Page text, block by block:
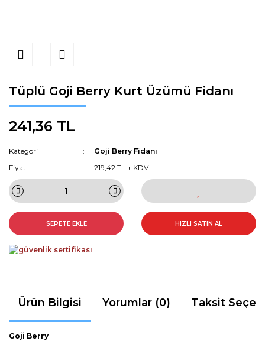
Tüplü Goji Berry Kurt Üzümü Fidanı
241,36 TL
Kategori
Goji Berry Fidanı
Fiyat
219,42 TL + KDV
SEPETE EKLE HIZLI SATIN AL
Ürün Bilgisi Yorumlar (0) Taksit
Goji Berry